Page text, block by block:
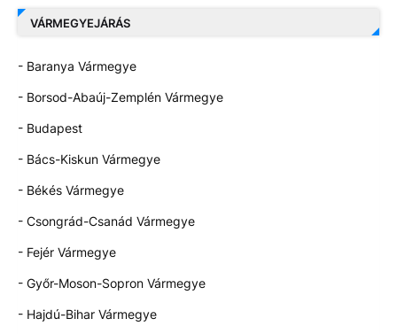
VÁRMEGYEJÁRÁS
- Baranya Vármegye
- Borsod-Abaúj-Zemplén Vármegye
- Budapest
- Bács-Kiskun Vármegye
- Békés Vármegye
- Csongrád-Csanád Vármegye
- Fejér Vármegye
- Győr-Moson-Sopron Vármegye
- Hajdú-Bihar Vármegye